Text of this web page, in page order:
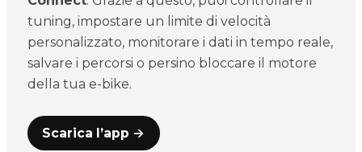
tuning, impostare un limite di velocità
personalizzato, monitorare i dati in tempo reale,
salvare i percorsi o persino bloccare il motore
della tua e-bike.
Scarica l’app →